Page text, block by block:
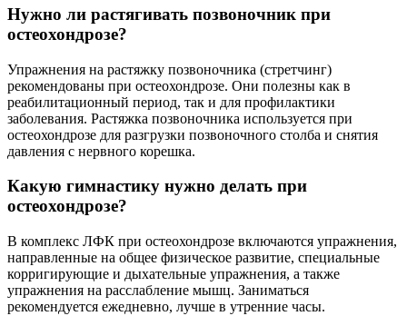
Нужно ли растягивать позвоночник при
остеохондрозе?
Упражнения на растяжку позвоночника (стретчинг)
рекомендованы при остеохондрозе. Они полезны как в
реабилитационный период, так и для профилактики
заболевания. Растяжка позвоночника используется при
остеохондрозе для разгрузки позвоночного столба и снятия
давления с нервного корешка.
Какую гимнастику нужно делать при
остеохондрозе?
В комплекс ЛФК при остеохондрозе включаются упражнения,
направленные на общее физическое развитие, специальные
корригирующие и дыхательные упражнения, а также
упражнения на расслабление мышц. Заниматься
рекомендуется ежедневно, лучше в утренние часы.